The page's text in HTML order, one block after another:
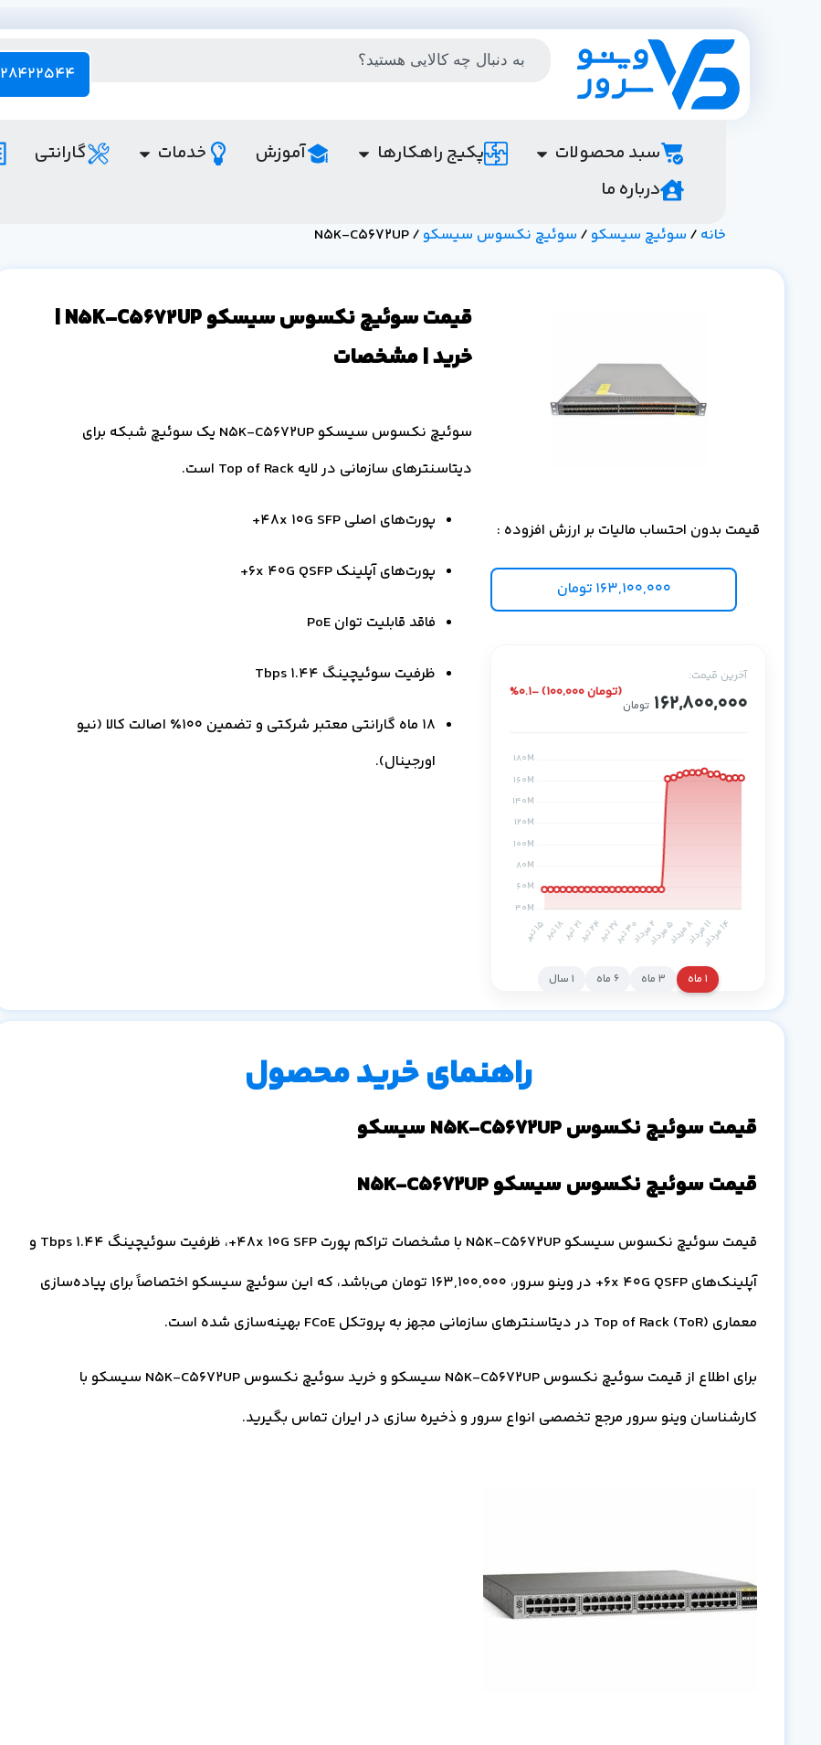
28422544 - 021
سبد محصولات پکیج راهکارها آموزش خدمات گارانتی
درباره ما
خانه / سوئیچ سیسکو/ سوئیچ نکسوس سیسکو/ N5K-C5672UP
قیمت بدون احتساب مالیات بر ارزش افزوده :
163,100,000 تومان
آخرین قیمت:
162,800,000 تومان
%0.1- (100,000 تومان)
۱ ماه ۳ ماه ۶ ماه ۱ سال
قیمت سوئیچ نکسوس سیسکو N5K-C5672UP |
خرید | مشخصات
سوئیچ نکسوس سیسکو N5K-C5672UP یک سوئیچ شبکه برای
دیتاسنترهای سازمانی در لایه Top of Rack است.
پورت‌های اصلی 48x 10G SFP+
پورت‌های آپلینک 6x 40G QSFP+
فاقد قابلیت توان PoE
ظرفیت سوئیچینگ 1.44 Tbps
18 ماه گارانتی معتبر شرکتی و تضمین ۱۰۰٪ اصالت کالا (نیو
اورجینال).
راهنمای خرید محصول
قیمت سوئیچ نکسوس N5K-C5672UP سیسکو
قیمت سوئیچ نکسوس سیسکو N5K-C5672UP
قیمت سوئیچ نکسوس سیسکو N5K-C5672UP با مشخصات تراکم پورت 48x 10G SFP+، ظرفیت سوئیچینگ 1.44 Tbps و
آپلینک‌های 6x 40G QSFP+ در وینو سرور،
163,100,000 تومان می‌باشد، که این سوئیچ سیسکو اختصاصاً برای پیاده‌سازی
معماری Top of Rack (ToR) در دیتاسنترهای سازمانی مجهز به پروتکل FCoE بهینه‌سازی شده است.
برای اطلاع از قیمت سوئیچ نکسوس N5K-C5672UP سیسکو و خرید سوئیچ نکسوس N5K-C5672UP سیسکو با
کارشناسان وینو سرور مرجع تخصصی انواع سرور و ذخیره سازی در ایران تماس بگیرید.